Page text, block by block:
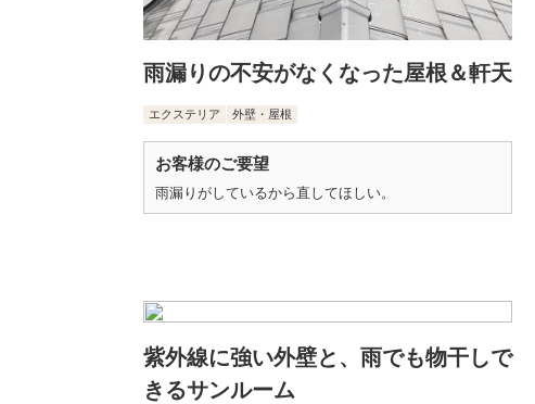
雨漏りの不安がなくなった屋根＆軒天
エクステリア 外壁・屋根
お客様のご要望
雨漏りがしているから直してほしい。
紫外線に強い外壁と、雨でも物干しで
きるサンルーム